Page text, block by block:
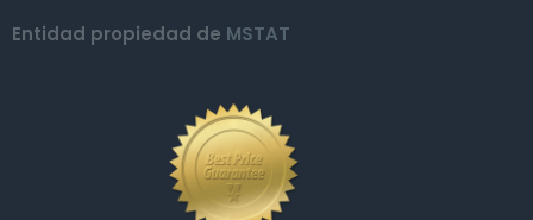
Entidad propiedad de MSTAT